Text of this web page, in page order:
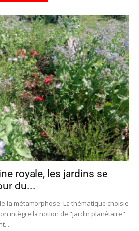
royale, les jardins se
du...
la métamorphose. La thématique choisie
intègre la notion de "jardin planétaire"